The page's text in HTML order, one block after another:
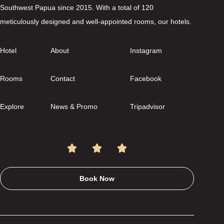
Southwest Papua since 2015. With a total of 120
meticulously designed and well-appointed rooms, our hotels.
Hotel
Rooms
Explore
About
Contact
News & Promo
Instagram
Facebook
Tripadvisor
Book Now